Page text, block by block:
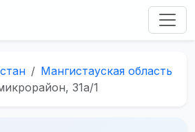
Мангистауская область
31а/1